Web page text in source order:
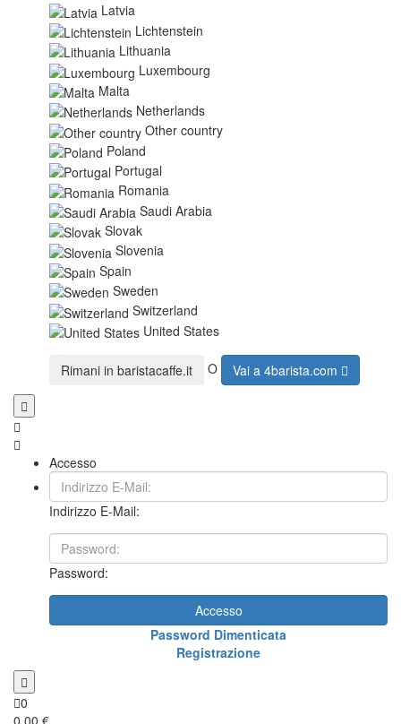
Latvia
Lichtenstein
Lithuania
Luxembourg
Malta
Netherlands
Other country
Poland
Portugal
Romania
Saudi Arabia
Slovak
Slovenia
Spain
Sweden
Switzerland
United States
Rimani in baristacaffe.it O Vai a 4barista.com
Accesso
Indirizzo E-Mail:
Password:
Accesso
Password Dimenticata
Registrazione
0
0,00 €